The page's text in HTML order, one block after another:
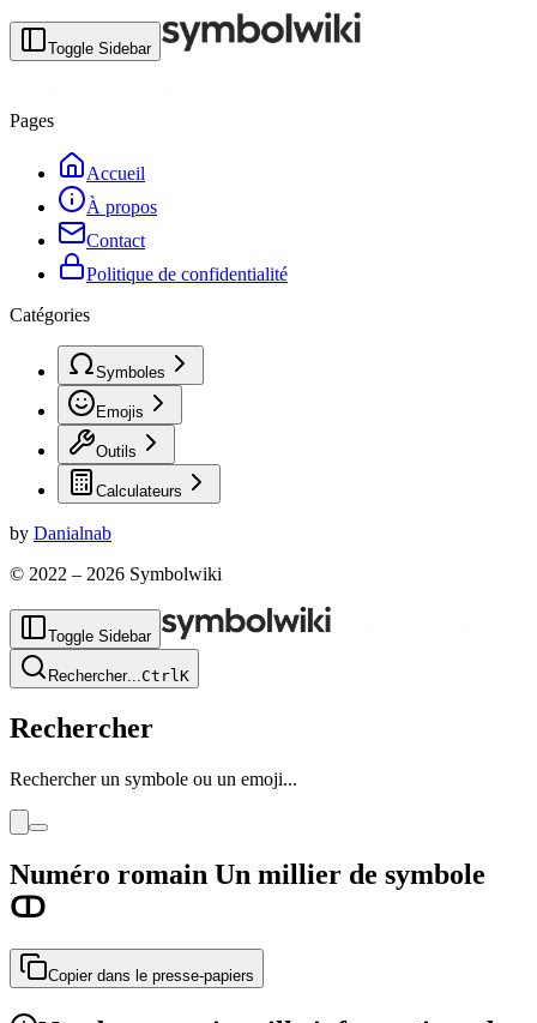
Toggle Sidebar
Pages
Accueil
À propos
Contact
Politique de confidentialité
Catégories
Symboles
Emojis
Outils
Calculateurs
by Danialnab
© 2022 – 2026 Symbolwiki
Toggle Sidebar
Rechercher...CtrlK
Rechercher
Rechercher un symbole ou un emoji...
Numéro romain Un millier de symbole
ↀ
Copier dans le presse-papiers